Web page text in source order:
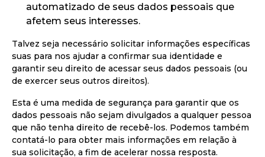
automatizado de seus dados pessoais que
afetem seus interesses.
Talvez seja necessário solicitar informações específicas
suas para nos ajudar a confirmar sua identidade e
garantir seu direito de acessar seus dados pessoais (ou
de exercer seus outros direitos).
Esta é uma medida de segurança para garantir que os
dados pessoais não sejam divulgados a qualquer pessoa
que não tenha direito de recebê-los. Podemos também
contatá-lo para obter mais informações em relação à
sua solicitação, a fim de acelerar nossa resposta.